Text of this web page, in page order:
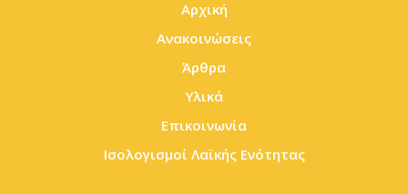
Αρχική
Ανακοινώσεις
Άρθρα
Υλικά
Επικοινωνία
Ισολογισμοί Λαϊκής Ενότητας